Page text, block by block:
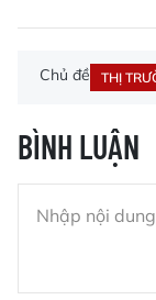
Chủ đề THỊ
BÌNH LUẬN